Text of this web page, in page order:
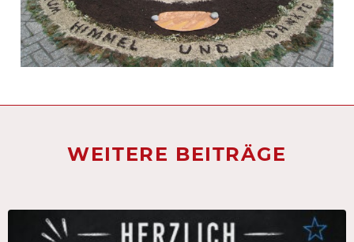
WEITERE BEITRÄGE